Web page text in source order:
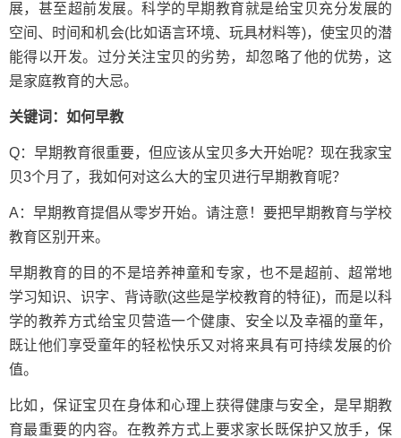
展，甚至超前发展。科学的早期教育就是给宝贝充分发展的
空间、时间和机会(比如语言环境、玩具材料等)，使宝贝的潜
能得以开发。过分关注宝贝的劣势，却忽略了他的优势，这
是家庭教育的大忌。
关键词：如何早教
Q：早期教育很重要，但应该从宝贝多大开始呢？现在我家宝
贝3个月了，我如何对这么大的宝贝进行早期教育呢？
A：早期教育提倡从零岁开始。请注意！要把早期教育与学校
教育区别开来。
早期教育的目的不是培养神童和专家，也不是超前、超常地
学习知识、识字、背诗歌(这些是学校教育的特征)，而是以科
学的教养方式给宝贝营造一个健康、安全以及幸福的童年，
既让他们享受童年的轻松快乐又对将来具有可持续发展的价
值。
比如，保证宝贝在身体和心理上获得健康与安全，是早期教
育最重要的内容。在教养方式上要求家长既保护又放手，保